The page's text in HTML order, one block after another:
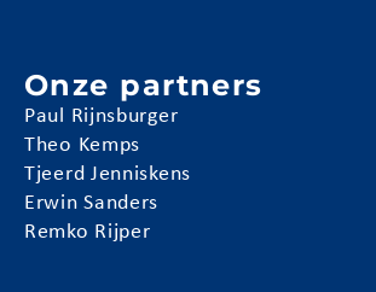
Onze partners
Paul Rijnsburger
Theo Kemps
Tjeerd Jenniskens
Erwin Sanders
Remko Rijper